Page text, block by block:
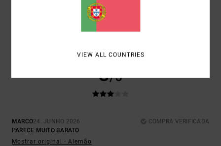
Mostrar original - Francês
3/5
MARCO24. JUNHO 2026
COMPRA VERIFICADA
PARECE MUITO BARATO
Mostrar original - Alemão
VIEW ALL COUNTRIES